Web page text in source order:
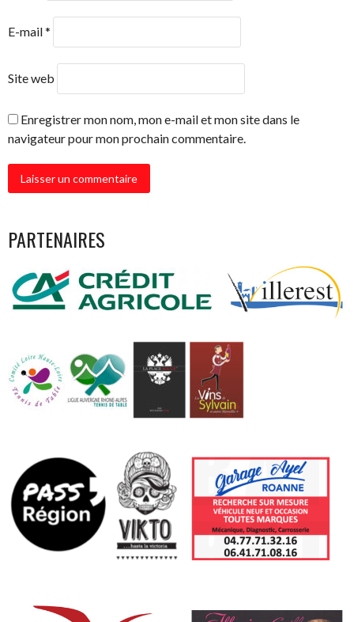
E-mail*
Site web
Enregistrer mon nom, mon e-mail et mon site dans le
navigateur pour mon prochain commentaire.
PARTENAIRES